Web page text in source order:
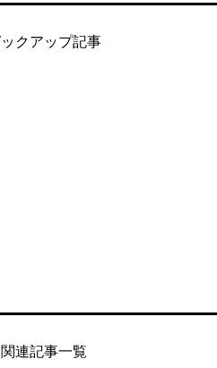
クアップ記事
関連記事一覧